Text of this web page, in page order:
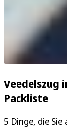
Veedelszug
Packliste
5 Dinge, die